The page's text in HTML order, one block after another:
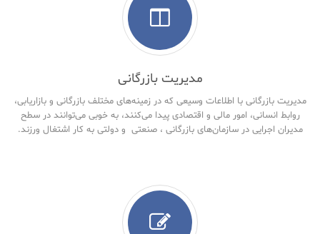
مدیریت بازرگانی
مدیریت بازرگانی با اطلاعات وسیعی که در زمینه‌های مختلف بازرگانی و بازاریابی،
روابط انسانی، امور مالی و اقتصادی پیدا می‌کنند، به خوبی می‌توانند در سطح
مدیران اجرایی در سازمان‌های بازرگانی ، صنعتی و دولتی به کار اشتغال ورزند.